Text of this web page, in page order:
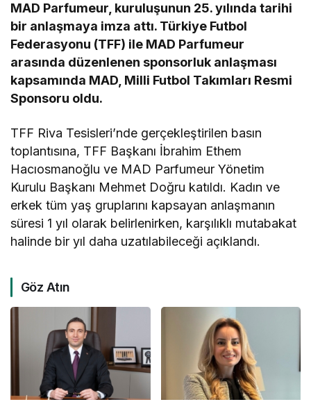
MAD Parfumeur, kuruluşunun 25. yılında tarihi
bir anlaşmaya imza attı. Türkiye Futbol
Federasyonu (TFF) ile MAD Parfumeur
arasında düzenlenen sponsorluk anlaşması
kapsamında MAD, Milli Futbol Takımları Resmi
Sponsoru oldu.
TFF Riva Tesisleri’nde gerçekleştirilen basın
toplantısına, TFF Başkanı İbrahim Ethem
Hacıosmanoğlu ve MAD Parfumeur Yönetim
Kurulu Başkanı Mehmet Doğru katıldı. Kadın ve
erkek tüm yaş gruplarını kapsayan anlaşmanın
süresi 1 yıl olarak belirlenirken, karşılıklı mutabakat
halinde bir yıl daha uzatılabileceği açıklandı.
Göz Atın